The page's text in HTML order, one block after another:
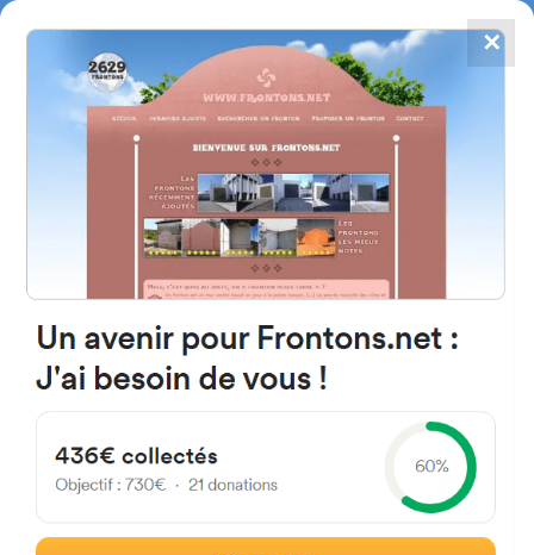
FRONTONS.NET
RECHERCHER UN FRONTON
PROPOSER UN FRONTON
4867
frontons
15 Av Sureste Managua,
Fronton mur à gauche
✕